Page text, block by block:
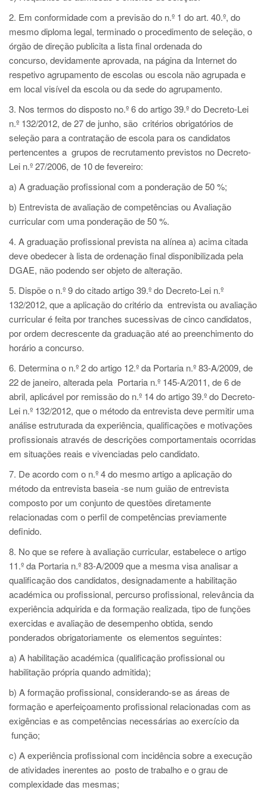
2. Em conformidade com a previsão do n.º 1 do art. 40.º, do
mesmo diploma legal, terminado o procedimento de seleção, o
órgão de direção publicita a lista final ordenada do
concurso, devidamente aprovada, na página da Internet do
respetivo agrupamento de escolas ou escola não agrupada e
em local visível da escola ou da sede do agrupamento.
3. Nos termos do disposto no.º 6 do artigo 39.º do Decreto-Lei
n.º 132/2012, de 27 de junho, são critérios obrigatórios de
seleção para a contratação de escola para os candidatos
pertencentes a grupos de recrutamento previstos no Decreto-
Lei n.º 27/2006, de 10 de fevereiro:
a) A graduação profissional com a ponderação de 50 %;
b) Entrevista de avaliação de competências ou Avaliação
curricular com uma ponderação de 50 %.
4. A graduação profissional prevista na alínea a) acima citada
deve obedecer à lista de ordenação final disponibilizada pela
DGAE, não podendo ser objeto de alteração.
5. Dispõe o n.º 9 do citado artigo 39.º do Decreto-Lei n.º
132/2012, que a aplicação do critério da entrevista ou avaliação
curricular é feita por tranches sucessivas de cinco candidatos,
por ordem decrescente da graduação até ao preenchimento do
horário a concurso.
6. Determina o n.º 2 do artigo 12.º da Portaria n.º 83-A/2009, de
22 de janeiro, alterada pela Portaria n.º 145-A/2011, de 6 de
abril, aplicável por remissão do n.º 14 do artigo 39.º do Decreto-
Lei n.º 132/2012, que o método da entrevista deve permitir uma
análise estruturada da experiência, qualificações e motivações
profissionais através de descrições comportamentais ocorridas
em situações reais e vivenciadas pelo candidato.
7. De acordo com o n.º 4 do mesmo artigo a aplicação do
método da entrevista baseia -se num guião de entrevista
composto por um conjunto de questões diretamente
relacionadas com o perfil de competências previamente
definido.
8. No que se refere à avaliação curricular, estabelece o artigo
11.º da Portaria n.º 83-A/2009 que a mesma visa analisar a
qualificação dos candidatos, designadamente a habilitação
académica ou profissional, percurso profissional, relevância da
experiência adquirida e da formação realizada, tipo de funções
exercidas e avaliação de desempenho obtida, sendo
ponderados obrigatoriamente os elementos seguintes:
a) A habilitação académica (qualificação profissional ou
habilitação própria quando admitida);
b) A formação profissional, considerando-se as áreas de
formação e aperfeiçoamento profissional relacionadas com as
exigências e as competências necessárias ao exercício da
função;
c) A experiência profissional com incidência sobre a execução
de atividades inerentes ao posto de trabalho e o grau de
complexidade das mesmas;